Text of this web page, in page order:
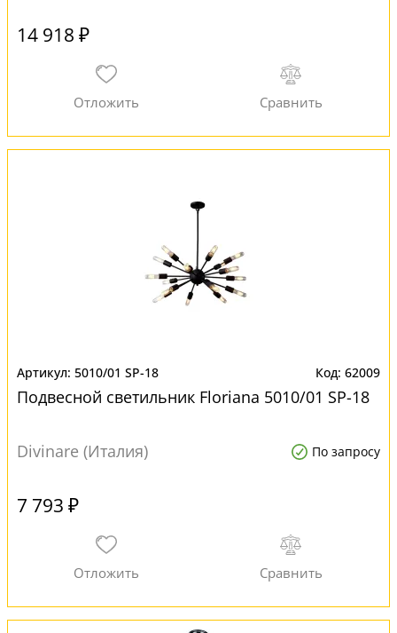
14 918 ₽
5010/01 SP-18 62009
Подвесной светильник Floriana 5010/01 SP-18
Divinare (Италия) По запросу
7 793 ₽